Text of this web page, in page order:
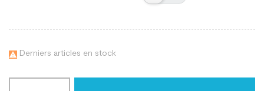
 Derniers articles en stock